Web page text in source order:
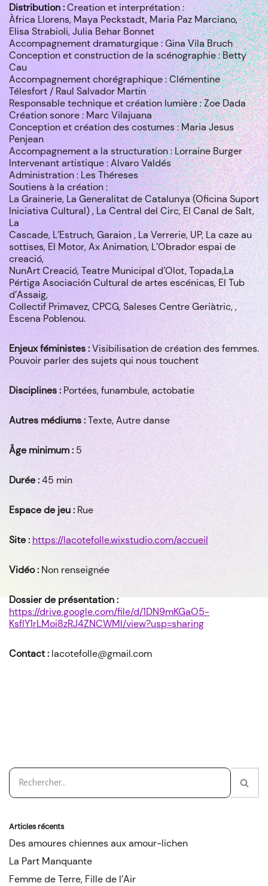
Distribution :Creation et interprétation :
Àfrica Llorens, Maya Peckstadt, Maria Paz Marciano,
Elisa Strabioli, Julia Behar Bonnet
Accompagnement dramaturgique : Gina Vila Bruch
Conception et construction de la scénographie : Betty
Cau
Accompagnement chorégraphique : Clémentine
Télesfort / Raul Salvador Martin
Responsable technique et création lumière : Zoe Dada
Création sonore : Marc Vilajuana
Conception et création des costumes : Maria Jesus
Penjean
Accompagnement a la structuration : Lorraine Burger
Intervenant artistique : Alvaro Valdés
Administration : Les Théreses
Soutiens à la création :
La Grainerie, La Generalitat de Catalunya (Oficina Suport
Iniciativa Cultural) , La Central del Circ, El Canal de Salt,
La
Cascade, L’Estruch, Garaion , La Verrerie, UP, La caze au
sottises, El Motor, Ax Animation, L’Obrador espai de
creació,
NunArt Creació, Teatre Municipal d’Olot, Topada,La
Pértiga Asociación Cultural de artes escénicas, El Tub
d’Assaig,
Collectif Primavez, CPCG, Saleses Centre Geriàtric, ,
Escena Poblenou.
Enjeux féministes :Visibilisation de création des femmes.
Pouvoir parler des sujets qui nous touchent
Disciplines :Portées, funambule, actobatie
Autres médiums :Texte, Autre danse
Âge minimum :5
Durée :45 min
Espace de jeu : Rue
Site : https://lacotefolle.wixstudio.com/accueil
Vidéo : Non renseignée
Dossier de présentation :
https://drive.google.com/file/d/1DN9mKGaO5-
KsfIY1rLMoi8zRJ4ZNCWMl/view?usp=sharing
Contact : lacotefolle@gmail.com
Articles récents
Des amoures chiennes aux amour-lichen
La Part Manquante
Femme de Terre, Fille de l’Air